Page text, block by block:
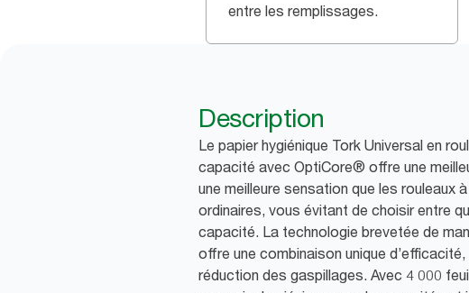
entre les remplissages.
Description
Le papier hygiénique Tork Universal en
capacité avec OptiCore® offre une
une meilleure sensation que les rouleaux
ordinaires, vous évitant de choisir entre
capacité. La technologie brevetée de
offre une combinaison unique
réduction des gaspillages. Avec 4 000